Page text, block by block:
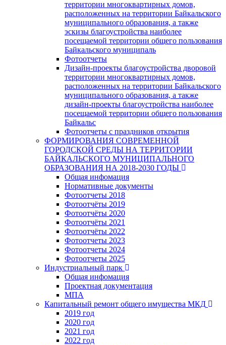
территории многоквартирных домов,
расположенных на территории Байкальского
муниципального образования, а также
эскизы благоустройства наиболее
посещаемой территории общего пользования
Байкальского муниципаль
Фотоотчеты
Дизайн-проекты благоустройства дворовой
территории многоквартирных домов,
расположенных на территории Байкальского
муниципального образования, а также
дизайн-проекты благоустройства наиболее
посещаемой территории общего пользования
Байкальс
Фотоотчеты с праздников открытия
ФОРМИРОВАНИЯ СОВРЕМЕННОЙ
ГОРОДСКОЙ СРЕДЫ НА ТЕРРИТОРИИ
БАЙКАЛЬСКОГО МУНИЦИПАЛЬНОГО
ОБРАЗОВАНИЯ НА 2018-2030 ГОДЫ
Общая инфомация
Нормативные документы
Фотоотчеты 2018
Фотоотчёты 2019
Фотоотчёты 2020
Фотоотчёты 2021
Фотоотчёты 2022
Фотоотчеты 2023
Фотоотчеты 2024
Фотоотчеты 2025
Индустриальный парк
Общая инфомация
Проектная документация
МПА
Капитальный ремонт общего имущества МКД
2019 год
2020 год
2021 год
2022 год